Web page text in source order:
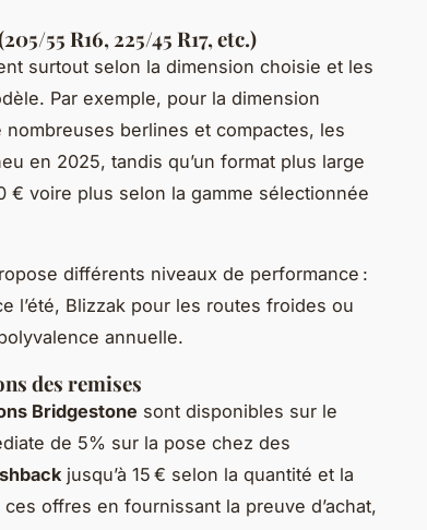
55 R16, 225/45 R17, etc.)
surtout selon la dimension choisie et les
Par exemple, pour la dimension
nombreuses berlines et compactes, les
en 2025, tandis qu’un format plus large
€ voire plus selon la gamme sélectionnée
différents niveaux de performance :
l’été, Blizzak pour les routes froides ou
annuelle.
des remises
Bridgestone sont disponibles sur le
de 5% sur la pose chez des
jusqu’à 15 € selon la quantité et la
offres en fournissant la preuve d’achat,